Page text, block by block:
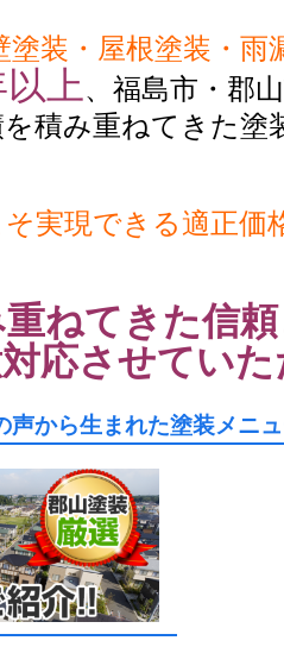
塗装・屋根塗装・雨
上 、福島市・郡
積み重ねてきた
実現できる適正価
ねてきた信
応させていた
から生まれた塗装メニ